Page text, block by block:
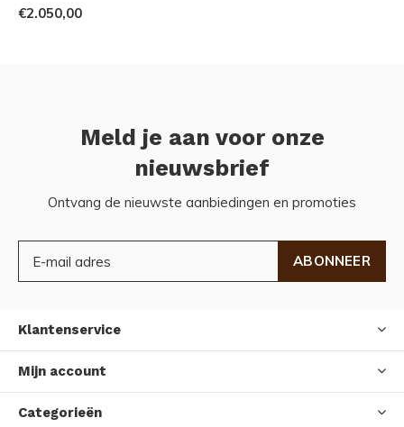
€2.050,00
Meld je aan voor onze
nieuwsbrief
Ontvang de nieuwste aanbiedingen en promoties
ABONNEER
Klantenservice
Mijn account
Categorieën